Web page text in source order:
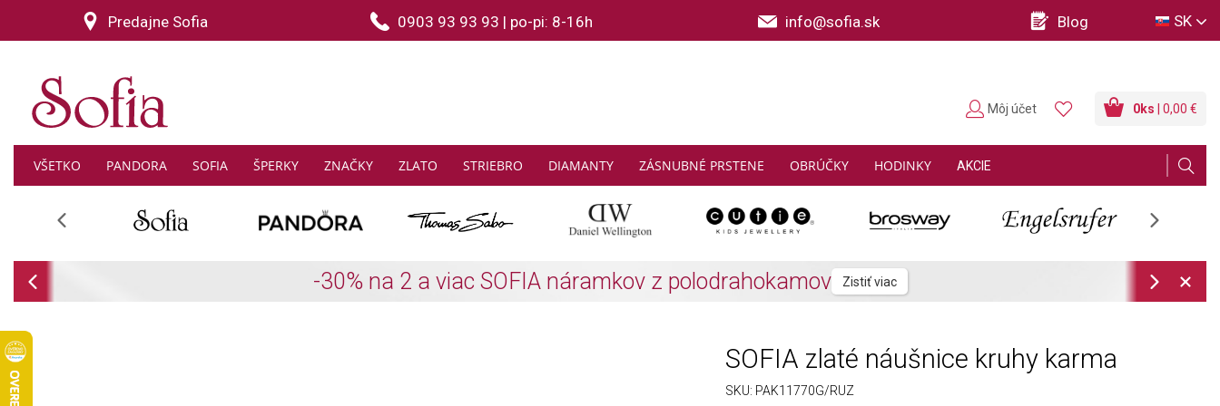
Predajne Sofia 0903 93 93 93 | po-pi: 8-16h info@sofia.sk Blog SK
VŠETKO PANDORA SOFIA ŠPERKY ZNAČKY ZLATO STRIEBRO DIAMANTY ZÁSNUBNÉ PRSTENE OBRÚČKY HODINKY AKCIE
0ks | 0,00 €
Môj účet
THOMAS SABO: Zbierajte a ušetrite Zistiť viac
SOFIA zlaté náušnice kruhy karma
SKU: PAK11770G/RUZ